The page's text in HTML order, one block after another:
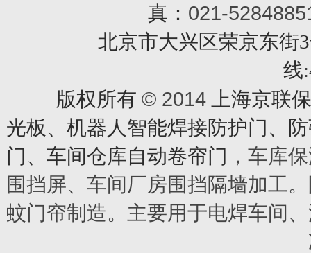
真： 021-
北京市大兴区荣京东街3
线
版权所有 © 2014上海京联
光板、机器人智能焊接防护门、
门、车间仓库自动卷帘门 ，车库
围挡屏、车间厂房围挡隔墙加工
蚊门帘制造。主要用于电焊车间